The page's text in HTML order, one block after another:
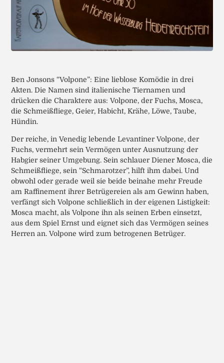
Ben Jonsons “Volpone”: Eine lieblose Komödie in drei
Akten. Die Namen sind italienische Tiernamen und
drücken die Charaktere aus: Volpone, der Fuchs, Mosca,
die Schmeißfliege, Geier, Habicht, Krähe, Löwe, Taube,
Hündin.
Der reiche, in Venedig lebende Levantiner Volpone, der
Fuchs, vermehrt sein Vermögen unter Ausnutzung der
Habgier seiner Umgebung. Sein schlauer Diener Mosca, die
Schmeißfliege, sein “Schmarotzer”, hilft ihm dabei. Und
obwohl oder gerade weil sie beide beinahe mehr Freude
am Raffinement ihrer Betrügereien als am Gewinn haben,
verfängt sich Volpone schließlich in der eigenen Listigkeit:
Mosca macht, als Volpone ihn als seinen Erben einsetzt,
aus dem Spiel Ernst und eignet sich das Vermögen seines
Herren an. Volpone wird zum betrogenen Betrüger.